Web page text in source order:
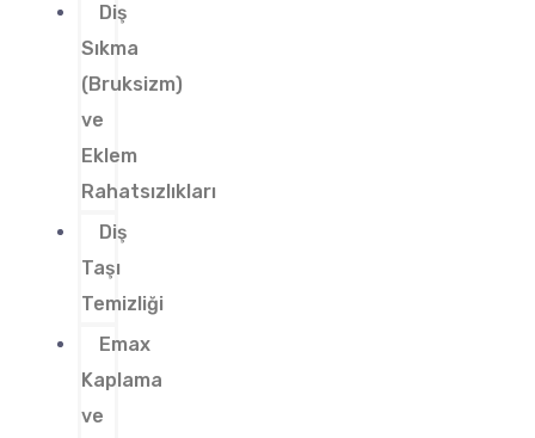
Diş
Sıkma
(Bruksizm)
ve
Eklem
Rahatsızlıkları
Diş
Taşı
Temizliği
Emax
Kaplama
ve